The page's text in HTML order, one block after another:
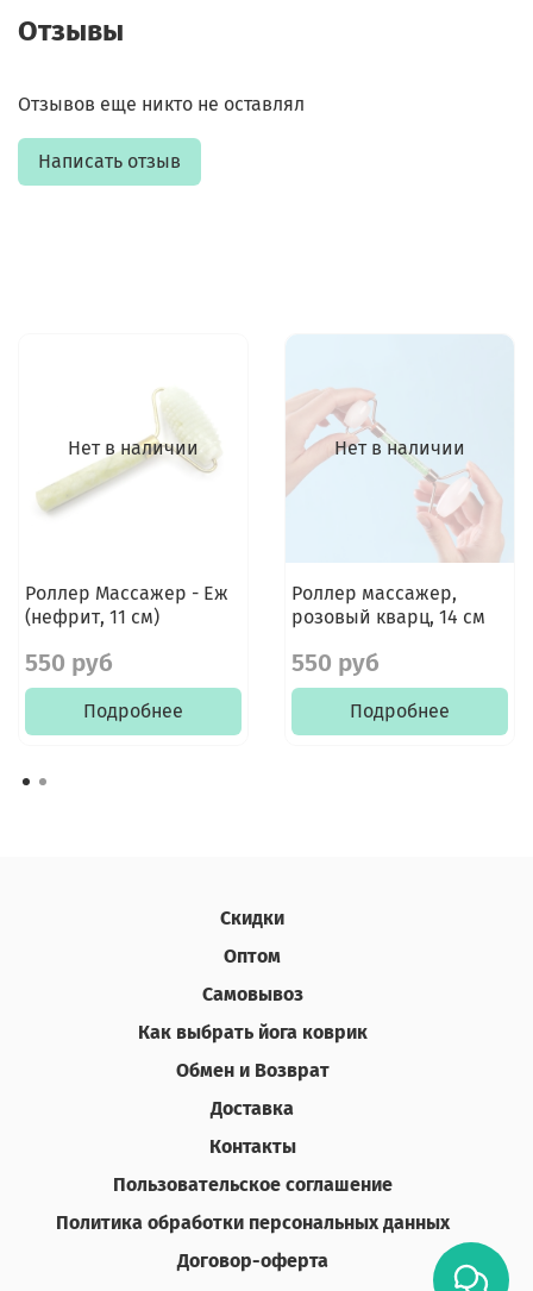
Отзывы
Отзывов еще никто не оставлял
Написать отзыв
Нет в наличии
Роллер Массажер - Еж
(нефрит, 11 см)
550 руб
Подробнее
Нет в наличии
Роллер массажер,
розовый кварц, 14 см
550 руб
Подробнее
Скидки
Оптом
Самовывоз
Как выбрать йога коврик
Обмен и Возврат
Доставка
Контакты
Пользовательское соглашение
Политика обработки персональных данных
Договор-оферта